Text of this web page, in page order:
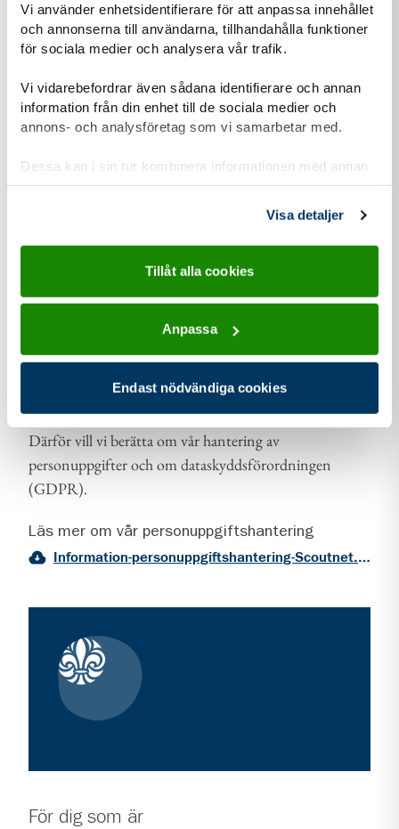
Vi använder enhetsidentifierare för att anpassa innehållet
och annonserna till användarna, tillhandahålla funktioner
för sociala medier och analysera vår trafik.
Vi vidarebefordrar även sådana identifierare och annan
information från din enhet till de sociala medier och
annons- och analysföretag som vi samarbetar med.
Dessa kan i sin tur kombinera informationen med annan
information som du har tillhandahållit eller som de har
Visa detaljer
Tillåt alla cookies
Anpassa
Endast nödvändiga cookies
Om du har barn som vill vara med, hur gamla är den/de?
Annons i sociala medier
Personuppgiftshantering under GDPR
Vi vill att du ska känna dig trygg när du kontaktar oss.
Därför vill vi berätta om vår hantering av
personuppgifter och om dataskyddsförordningen
(GDPR).
Läs mer om vår personuppgiftshantering
Information-personuppgiftshantering-Scoutnet.pdf (PDF 129 KB)
Kontaktuppgifter
För dig som är